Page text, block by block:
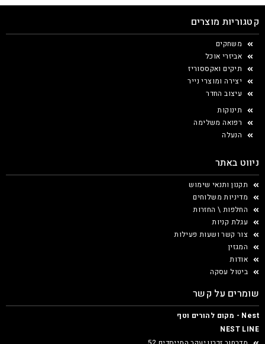
קטגוריות מוצרים
משחקים
אביזרי אוכל
תיקים ואקססוריז
יצירה ומוצרי נייר
עיצוב החדר
תינוקות
רפואה משלימה
הנעלה
ניווט באתר
תקנון ותנאי שימוש
מדיניות משלוחים
החלפות \ החזרות
עגלת קניות
צור קשר ושעות פעילות
המגזין
אודות
ביטול עסקה
שומרים על קשר
Nest - מקום להורים וטף
NEST LINE